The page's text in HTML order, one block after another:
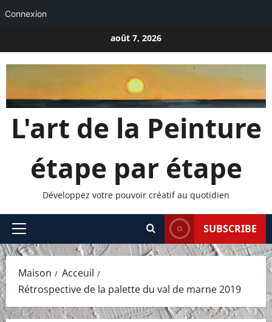
Connexion
au
contenu
août 7, 2026
L'art de la Peinture
étape par étape
Développez votre pouvoir créatif au quotidien
Menu
principal
SUBSCRIBE
Maison
Acceuil
Rétrospective de la palette du val de marne 2019